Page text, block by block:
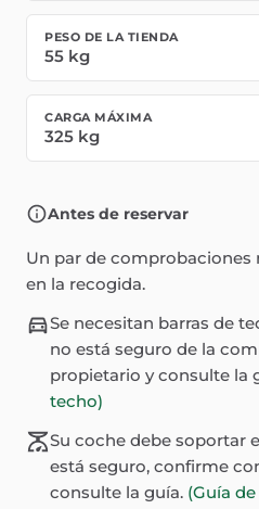
PESO DE LA TIENDA
55 kg
CARGA MÁXIMA
325 kg
Antes de reservar
Un par de comprobaciones
en la recogida.
Se necesitan barras de
no está seguro de la
propietario y consulte la
techo)
Su coche debe soportar
está seguro, confirme
consulte la guía. (Guía